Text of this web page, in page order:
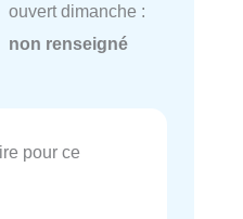
ouvert dimanche :
non renseigné
pour ce